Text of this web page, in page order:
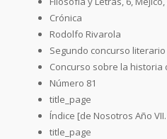
Crónica
Rodolfo Rivarola
Segundo concurso
Concurso sobre la
Número 81
title_page
Índice [de Nosotros Año VII.
title_page